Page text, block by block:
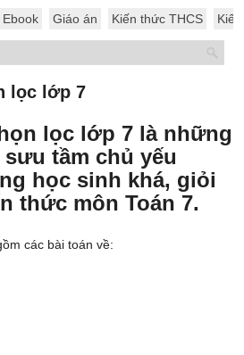
Ebook Giáo án Kiến thức THCS
lọc lớp 7
lọc lớp 7 là những
tầm chủ yếu
học sinh khá, giỏi
thức môn Toán 7.
các bài toán về: